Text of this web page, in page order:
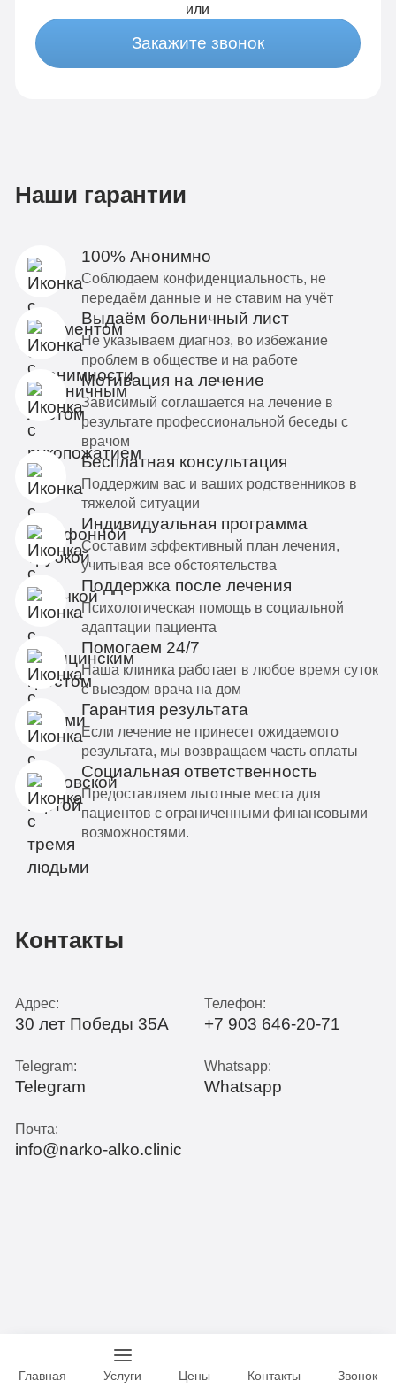
или
Закажите звонок
Наши гарантии
100% Анонимно
Соблюдаем конфиденциальность, не
передаём данные и не ставим на учёт
Выдаём больничный лист
Не указываем диагноз, во избежание
проблем в обществе и на работе
Мотивация на лечение
Зависимый соглашается на лечение в
результате профессиональной беседы с
врачом
Бесплатная консультация
Поддержим вас и ваших родственников в
тяжелой ситуации
Индивидуальная программа
Составим эффективный план лечения,
учитывая все обстоятельства
Поддержка после лечения
Психологическая помощь в социальной
адаптации пациента
Помогаем 24/7
Наша клиника работает в любое время суток
с выездом врача на дом
Гарантия результата
Если лечение не принесет ожидаемого
результата, мы возвращаем часть оплаты
Социальная ответственность
Предоставляем льготные места для
пациентов с ограниченными финансовыми
возможностями.
Контакты
Адрес:
30 лет Победы 35А
Телефон:
+7 903 646-20-71
Telegram:
Telegram
Whatsapp:
Whatsapp
Почта:
info@narko-alko.clinic
Главная Услуги Цены Контакты Звонок